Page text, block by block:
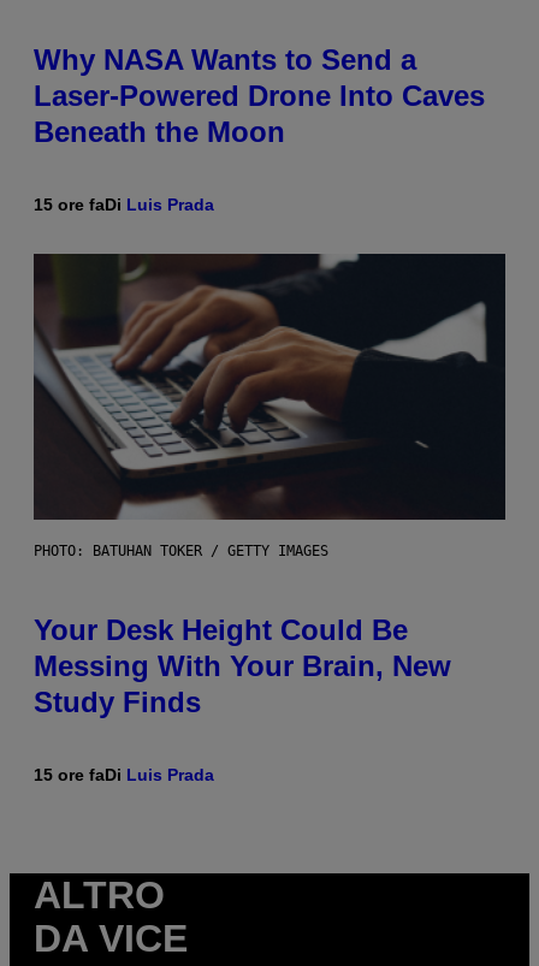
Why NASA Wants to Send a
Laser-Powered Drone Into Caves
Beneath the Moon
15 ore faDi Luis Prada
PHOTO: BATUHAN TOKER / GETTY IMAGES
Your Desk Height Could Be
Messing With Your Brain, New
Study Finds
15 ore faDi Luis Prada
ALTRO
DA VICE